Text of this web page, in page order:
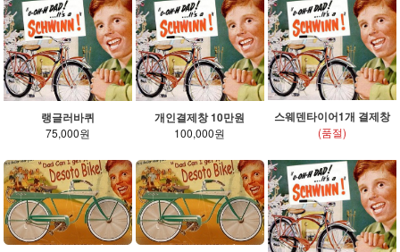
랭글러바퀴
75,000원
개인결제창 10만원
100,000원
스웨덴타이어1개 결제창
(품절)